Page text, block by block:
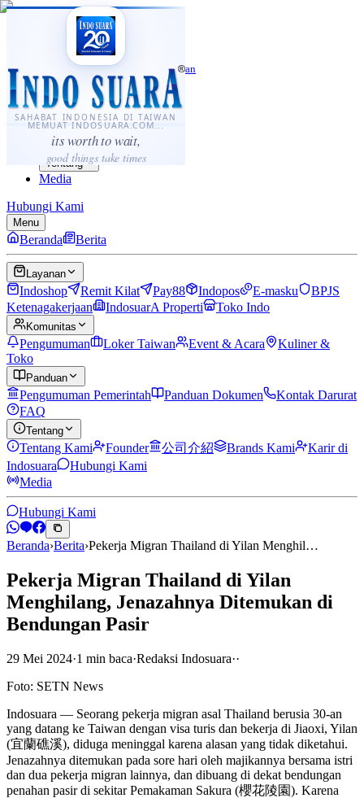
SAHABAT INDONESIA DI TAIWAN
MEMUAT INDOSUARA.COM...
its worth to wait,
good things take times
·...
⌘K
Sahabat Indonesia di Taiwan
Berita
Layanan
Komunitas
Panduan
Tentang
Media
Hubungi Kami
Menu
Beranda Berita
Layanan
Indoshop Remit Kilat Pay88 Indopos E-masku
BPJS
Ketenagakerjaan
IndosuarA Properti Toko Indo
Komunitas
Pengumuman Loker Taiwan Event & Acara
Kuliner &
Toko
Panduan
Pengumuman Pemerintah Panduan Dokumen
Kontak Darurat
FAQ
Tentang
Tentang Kami Founder 公司介紹 Brands Kami
Karir di
Indosuara
Hubungi Kami
Media
Hubungi Kami
Beranda›Berita›Pekerja Migran Thailand di Yilan Menghil…
Pekerja Migran Thailand di Yilan
Menghilang, Jenazahnya Ditemukan di
Bendungan Pasir
29 Mei 2024·1 min baca·Redaksi Indosuara··
Foto: SETN News
Indosuara — Seorang pekerja migran asal Thailand berusia 30-an
yang datang ke Taiwan dengan visa turis dan bekerja di Jiaoxi, Yilan
(宜蘭礁溪), diduga meninggal karena alasan yang tidak diketahui.
Jenazahnya ditemukan pada sore hari oleh majikannya bersama istri
dan dua pekerja migran lainnya, dan dibuang di dekat bendungan
penahan pasir di sekitar Pemakaman Sakura (櫻花陵園). Karena